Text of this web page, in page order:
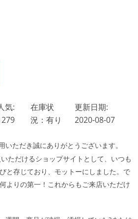
気:
在庫状
況：有り
更新日期:
2020-08-07
いただき誠にありがとうございます。
ただけるショップサイトとして、いつも
と存じており、モットーにしました。で
よりの第一！これからもご来店いただけ